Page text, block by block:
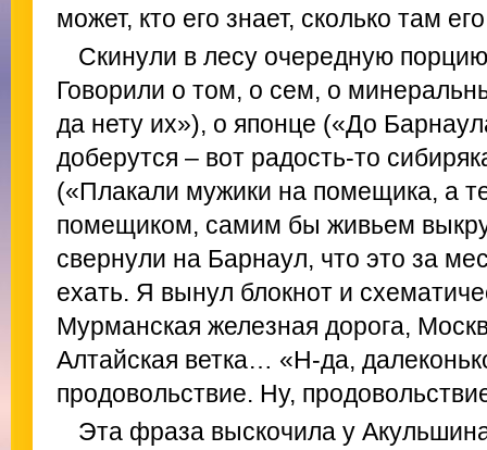
может, кто его знает, сколько там
Скинули в лесу очередную
Говорили о том, о сем, о
да нету их»), о японце («До
доберутся – вот радость-то
(«Плакали мужики на помещика, а
помещиком, самим бы живьем
свернули на Барнаул, что это за
ехать. Я вынул блокнот и
Мурманская железная дорога,
Алтайская ветка… «Н-да,
продовольствие. Ну,
Эта фраза выскочила у